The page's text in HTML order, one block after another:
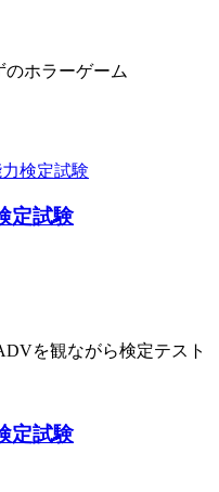
ホラーゲーム
定試験
を観ながら検定テスト
定試験